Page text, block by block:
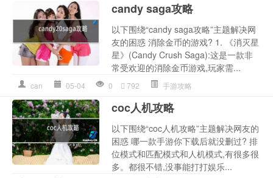
candy saga攻略
以下围绕“candy saga攻略”主题解决网
友的困惑 消除金币的游戏? 1. 《消灭星
星》(Candy Crush Saga):这是一款非
常受欢迎的消除金币游戏,玩家需...
can 05-04 0 792 手游攻略
coc人机攻略
以下围绕“coc人机攻略”主题解决网友的
困惑 哪一款手游你下载后就没删过? 排
位模式和匹配模式和人机模式,有很多很
多。都很不错,没事能打打娱乐...